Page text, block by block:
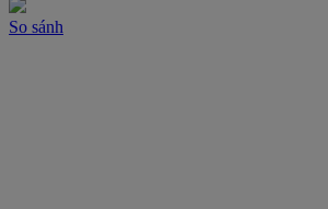
So sánh